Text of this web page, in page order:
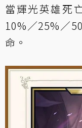
當輝光英雄死
10%／25%／
命。